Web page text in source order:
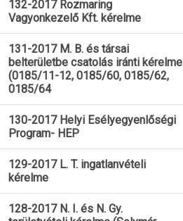
132-2017 Rozmaring
Vagyonkezelő Kft. kérelme
131-2017 M. B. és társai
belterületbe csatolás iránti kérelme
(0185/11-12, 0185/60, 0185/62,
0185/64
130-2017 Helyi Esélyegyenlőségi
Program- HEP
129-2017 L. T. ingatlanvételi
kérelme
128-2017 N. I. és N. Gy.